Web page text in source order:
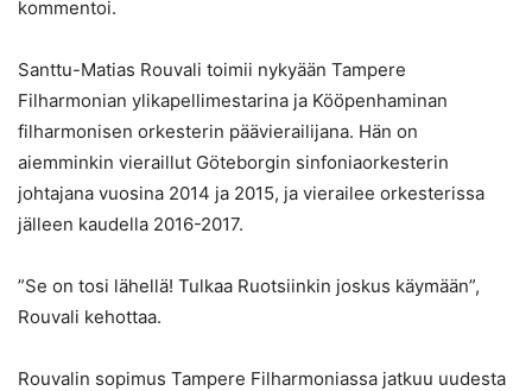
kommentoi.
Santtu-Matias Rouvali toimii nykyään Tampere
Filharmonian ylikapellimestarina ja Kööpenhaminan
filharmonisen orkesterin päävierailijana. Hän on
aiemminkin vieraillut Göteborgin sinfoniaorkesterin
johtajana vuosina 2014 ja 2015, ja vierailee orkesterissa
jälleen kaudella 2016-2017.
”Se on tosi lähellä! Tulkaa Ruotsiinkin joskus käymään”,
Rouvali kehottaa.
Rouvalin sopimus Tampere Filharmoniassa jatkuu uudesta